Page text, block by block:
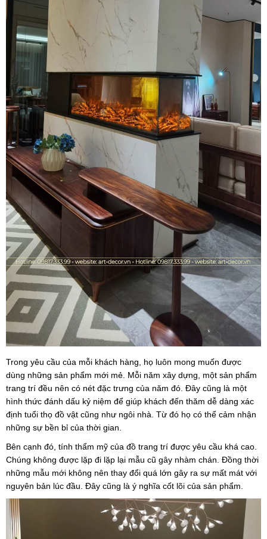
Trong yêu cầu của mỗi khách hàng, họ luôn mong muốn được
dùng những sản phẩm mới mẻ. Mỗi năm xây dựng, một sản phẩm
trang trí đều nên có nét đặc trưng của năm đó. Đây cũng là một
hình thức đánh dấu kỷ niệm để giúp khách đến thăm dễ dàng xác
định tuổi thọ đồ vật cũng như ngôi nhà. Từ đó họ có thể cảm nhận
những sự bền bỉ của thời gian.
Bên cạnh đó, tính thẩm mỹ của đồ trang trí được yêu cầu khá cao.
Chúng không được lặp đi lặp lại mẫu cũ gây nhàm chán. Đồng thời
những mẫu mới không nên thay đổi quá lớn gây ra sự mất mát với
nguyên bản lúc đầu. Đây cũng là ý nghĩa cốt lõi của sản phẩm.